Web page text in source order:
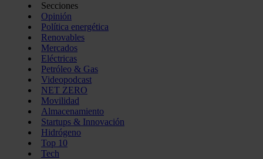
Secciones
Opinión
Política energética
Renovables
Mercados
Eléctricas
Petróleo & Gas
Videopodcast
NET ZERO
Movilidad
Almacenamiento
Startups & Innovación
Hidrógeno
Top 10
Tech